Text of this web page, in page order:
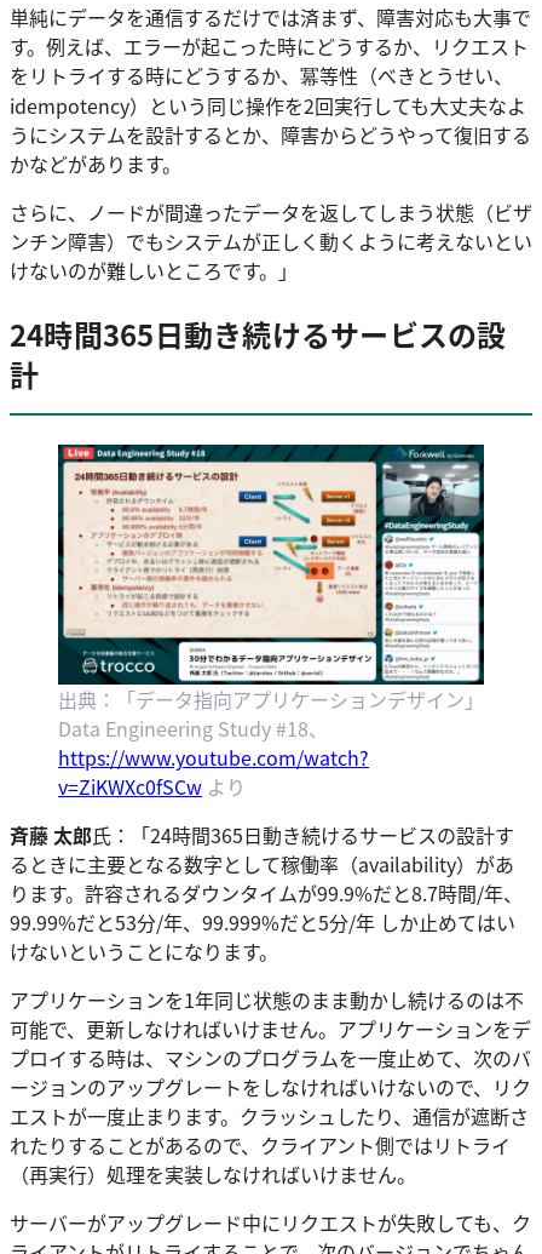
単純にデータを通信するだけでは済まず、障害対応も大事で
す。例えば、エラーが起こった時にどうするか、リクエスト
をリトライする時にどうするか、冪等性（べきとうせい、
idempotency）という同じ操作を2回実行しても大丈夫なよ
うにシステムを設計するとか、障害からどうやって復旧する
かなどがあります。
さらに、ノードが間違ったデータを返してしまう状態（ビザ
ンチン障害）でもシステムが正しく動くように考えないとい
けないのが難しいところです。」
24時間365日動き続けるサービスの設
計
出典：「データ指向アプリケーションデザイン」
Data Engineering Study #18、
https://www.youtube.com/watch?
v=ZiKWXc0fSCw より
斉藤 太郎氏：「24時間365日動き続けるサービスの設計す
るときに主要となる数字として稼働率（availability）があ
ります。許容されるダウンタイムが99.9%だと8.7時間/年、
99.99%だと53分/年、99.999%だと5分/年 しか止めてはい
けないということになります。
アプリケーションを1年同じ状態のまま動かし続けるのは不
可能で、更新しなければいけません。アプリケーションをデ
プロイする時は、マシンのプログラムを一度止めて、次のバ
ージョンのアップグレートをしなければいけないので、リク
エストが一度止まります。クラッシュしたり、通信が遮断さ
れたりすることがあるので、クライアント側ではリトライ
（再実行）処理を実装しなければいけません。
サーバーがアップグレード中にリクエストが失敗しても、ク